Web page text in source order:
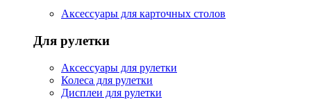
Аксессуары для карточных столов
Для рулетки
Аксессуары для рулетки
Колеса для рулетки
Дисплеи для рулетки